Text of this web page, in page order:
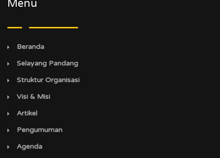
Menu
Beranda
Selayang Pandang
Struktur Organisasi
Visi & Misi
Artikel
Pengumuman
Agenda